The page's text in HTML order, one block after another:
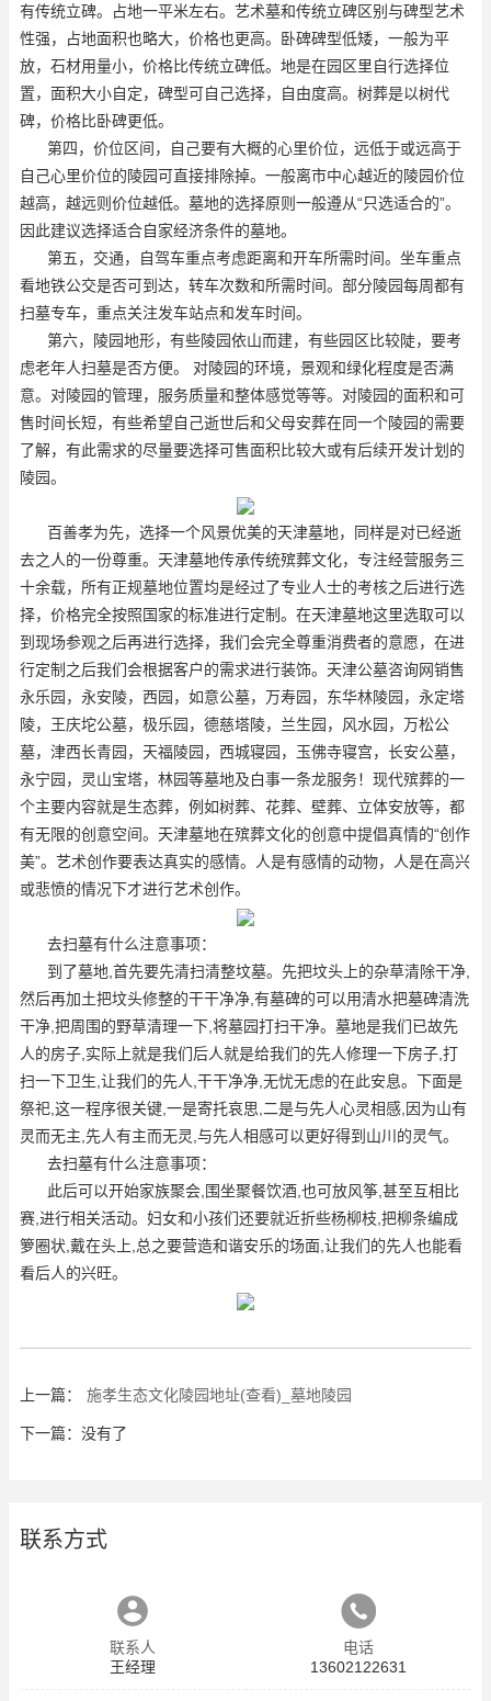
有传统立碑。占地一平米左右。艺术墓和传统立碑区别与碑型艺术
性强，占地面积也略大，价格也更高。卧碑碑型低矮，一般为平
放，石材用量小，价格比传统立碑低。地是在园区里自行选择位
置，面积大小自定，碑型可自己选择，自由度高。树葬是以树代
碑，价格比卧碑更低。
第四，价位区间，自己要有大概的心里价位，远低于或远高于
自己心里价位的陵园可直接排除掉。一般离市中心越近的陵园价位
越高，越远则价位越低。墓地的选择原则一般遵从“只选适合的”。
因此建议选择适合自家经济条件的墓地。
第五，交通，自驾车重点考虑距离和开车所需时间。坐车重点
看地铁公交是否可到达，转车次数和所需时间。部分陵园每周都有
扫墓专车，重点关注发车站点和发车时间。
第六，陵园地形，有些陵园依山而建，有些园区比较陡，要考
虑老年人扫墓是否方便。 对陵园的环境，景观和绿化程度是否满
意。对陵园的管理，服务质量和整体感觉等等。对陵园的面积和可
售时间长短，有些希望自己逝世后和父母安葬在同一个陵园的需要
了解，有此需求的尽量要选择可售面积比较大或有后续开发计划的
陵园。
百善孝为先，选择一个风景优美的天津墓地，同样是对已经逝
去之人的一份尊重。天津墓地传承传统殡葬文化，专注经营服务三
十余载，所有正规墓地位置均是经过了专业人士的考核之后进行选
择，价格完全按照国家的标准进行定制。在天津墓地这里选取可以
到现场参观之后再进行选择，我们会完全尊重消费者的意愿，在进
行定制之后我们会根据客户的需求进行装饰。天津公墓咨询网销售
永乐园，永安陵，西园，如意公墓，万寿园，东华林陵园，永定塔
陵，王庆坨公墓，极乐园，德慈塔陵，兰生园，风水园，万松公
墓，津西长青园，天福陵园，西城寝园，玉佛寺寝宫，长安公墓，
永宁园，灵山宝塔，林园等墓地及白事一条龙服务！现代殡葬的一
个主要内容就是生态葬，例如树葬、花葬、壁葬、立体安放等，都
有无限的创意空间。天津墓地在殡葬文化的创意中提倡真情的“创作
美”。艺术创作要表达真实的感情。人是有感情的动物，人是在高兴
或悲愤的情况下才进行艺术创作。
去扫墓有什么注意事项：
到了墓地,首先要先清扫清整坟墓。先把坟头上的杂草清除干净,
然后再加土把坟头修整的干干净净,有墓碑的可以用清水把墓碑清洗
干净,把周围的野草清理一下,将墓园打扫干净。墓地是我们已故先
人的房子,实际上就是我们后人就是给我们的先人修理一下房子,打
扫一下卫生,让我们的先人,干干净净,无忧无虑的在此安息。下面是
祭祀,这一程序很关键,一是寄托哀思,二是与先人心灵相感,因为山有
灵而无主,先人有主而无灵,与先人相感可以更好得到山川的灵气。
去扫墓有什么注意事项：
此后可以开始家族聚会,围坐聚餐饮酒,也可放风筝,甚至互相比
赛,进行相关活动。妇女和小孩们还要就近折些杨柳枝,把柳条编成
箩圈状,戴在头上,总之要营造和谐安乐的场面,让我们的先人也能看
看后人的兴旺。
上一篇： 施孝生态文化陵园地址(查看)_墓地陵园
下一篇：没有了
联系方式
联系人
王经理
电话
13602122631